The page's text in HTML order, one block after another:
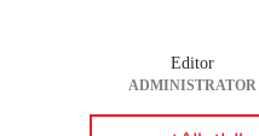
Editor
ADMINISTRATOR